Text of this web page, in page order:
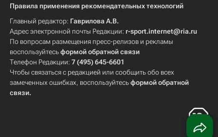
Правила применения рекомендательных технологий
Главный редактор: Гаврилова А.В.
Адрес электронной почты Редакции: r-sport.internet@ria.ru
По вопросам размещения пресс-релизов и рекламы
воспользуйтесьформой обратной связи
Телефон Редакции: 7 (495) 645-6601
Чтобы связаться с редакцией или сообщить обо всех
замеченных ошибках, воспользуйтесьформой обратной
связи.